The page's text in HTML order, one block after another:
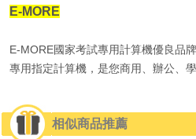
E-MORE
E-MORE國家考試專用計算機優良品
專用指定計算機，是您商用、辦公、
相似商品推薦